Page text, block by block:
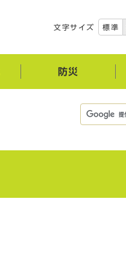
文字サイズ 標準
防災